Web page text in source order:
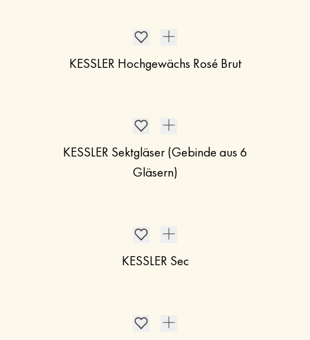
KESSLER Hochgewächs Rosé Brut
KESSLER Sektgläser (Gebinde aus 6
Gläsern)
KESSLER Sec